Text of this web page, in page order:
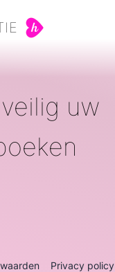
uw
Privacy policy